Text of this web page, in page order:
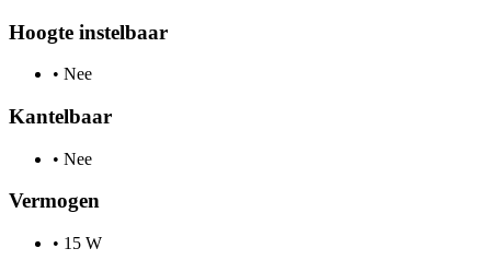
Hoogte instelbaar
• Nee
Kantelbaar
• Nee
Vermogen
• 15 W